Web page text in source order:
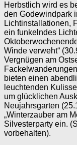
Herbstlich wird es
den Godewindpark
Lichtinstallationen,
ein funkelndes
Winde verweht“
Vergnügen am
bieten einen
leuchtenden
um glücklichen
Neujahrsgarten
„Winterzauber am
Silvesterparty ein.
vorbehalten).